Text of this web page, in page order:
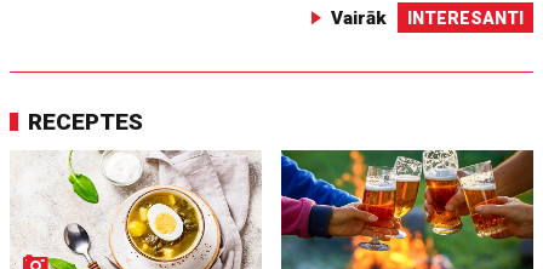
Vairāk INTERESANTI
RECEPTES